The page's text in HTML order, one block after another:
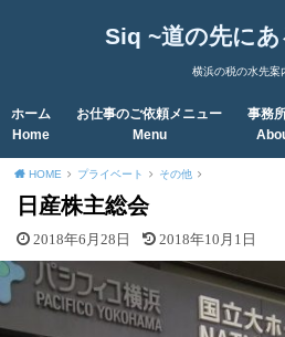
Siq ~道の先に
横浜の税の水先案
ホーム
Home
お仕事のご依頼メニュー
Menu
事務
HOME プライベート その他
日産株主総会
2018年6月28日 2018年10月1日